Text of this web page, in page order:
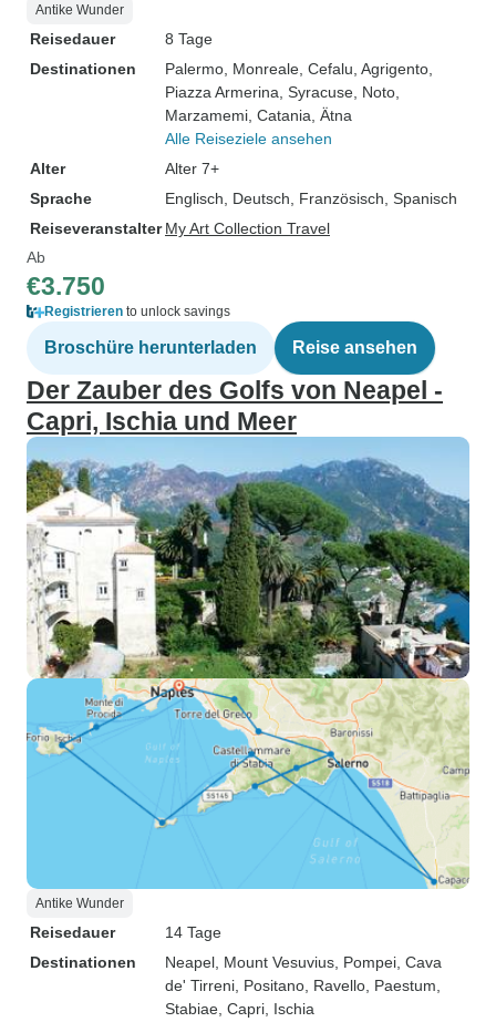
Antike Wunder
Reisedauer
8 Tage
Destinationen
Palermo , Monreale , Cefalu , Agrigento
Piazza Armerina , Syracuse , Noto
Marzamemi , Catania , Ätna
Alle Reiseziele ansehen
Alter
Alter 7+
Sprache
Englisch, Deutsch, Französisch, Spanisch
Reiseveranstalter My Art Collection Travel
Ab
€3.750
Registrieren to unlock savings
Broschüre herunterladen Reise ansehen
Der Zauber des Golfs von Neapel -
Capri, Ischia und Meer
Antike Wunder
Reisedauer
14 Tage
Destinationen
Neapel , Mount Vesuvius , Pompei , Cava
de' Tirreni , Positano , Ravello , Paestum
Stabiae , Capri , Ischia